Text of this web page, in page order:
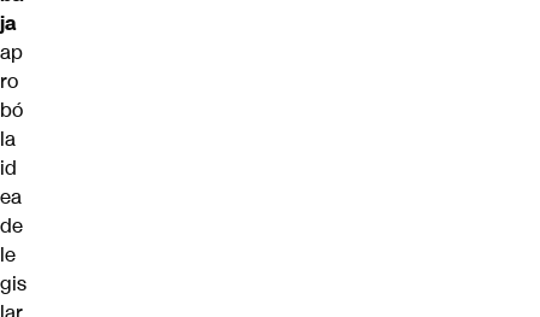
ja
ap
ro
bó
la
id
ea
de
le
gis